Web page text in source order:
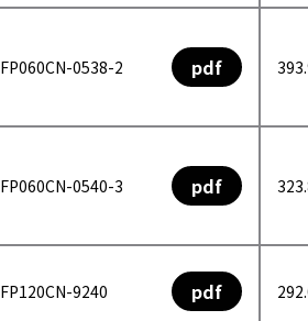
FP060CN-0538-2 pdf
FP060CN-0540-3 pdf
FP120CN-9240 pdf